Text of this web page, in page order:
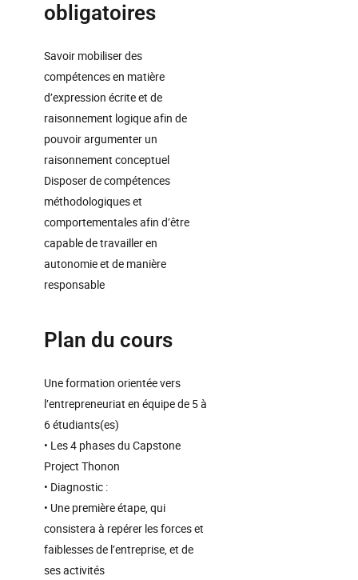
obligatoires
Savoir mobiliser des
compétences en matière
d’expression écrite et de
raisonnement logique afin de
pouvoir argumenter un
raisonnement conceptuel
Disposer de compétences
méthodologiques et
comportementales afin d’être
capable de travailler en
autonomie et de manière
responsable
Plan du cours
Une formation orientée vers
l’entrepreneuriat en équipe de 5 à
6 étudiants(es)
• Les 4 phases du Capstone
Project Thonon
• Diagnostic :
• Une première étape, qui
consistera à repérer les forces et
faiblesses de l’entreprise, et de
ses activités